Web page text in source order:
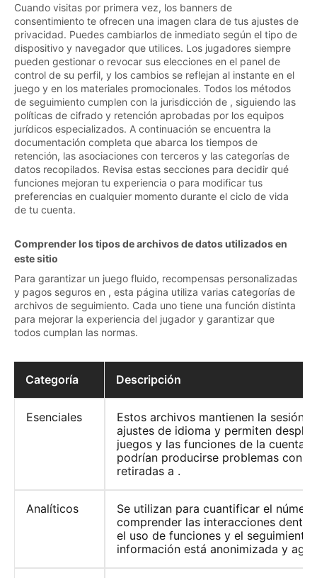
Cuando visitas por primera vez, los banners de
consentimiento te ofrecen una imagen clara de tus ajustes de
privacidad. Puedes cambiarlos de inmediato según el tipo de
dispositivo y navegador que utilices. Los jugadores siempre
pueden gestionar o revocar sus elecciones en el panel de
control de su perfil, y los cambios se reflejan al instante en el
juego y en los materiales promocionales. Todos los métodos
de seguimiento cumplen con la jurisdicción de , siguiendo las
políticas de cifrado y retención aprobadas por los equipos
jurídicos especializados. A continuación se encuentra la
documentación completa que abarca los tiempos de
retención, las asociaciones con terceros y las categorías de
datos recopilados. Revisa estas secciones para decidir qué
funciones mejoran tu experiencia o para modificar tus
preferencias en cualquier momento durante el ciclo de vida
de tu cuenta.
Comprender los tipos de archivos de datos utilizados en
este sitio
Para garantizar un juego fluido, recompensas personalizadas
y pagos seguros en , esta página utiliza varias categorías de
archivos de seguimiento. Cada uno tiene una función distinta
para mejorar la experiencia del jugador y garantizar que
todos cumplan las normas.
Categoría Descripción
Esenciales
Estos archivos mantienen la sesión
ajustes de idioma y permiten
juegos y las funciones de la cuenta.
podrían producirse problemas con
retiradas a .
Analíticos
Se utilizan para cuantificar el
comprender las interacciones
el uso de funciones y el seguimiento
información está anonimizada y